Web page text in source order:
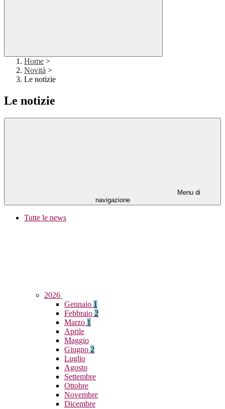
Home >
Novità >
Le notizie
Le notizie
Menu di
navigazione
Tutte le news
2026
Gennaio 1
Febbraio 2
Marzo 1
Aprile
Maggio
Giugno 2
Luglio
Agosto
Settembre
Ottobre
Novembre
Dicembre